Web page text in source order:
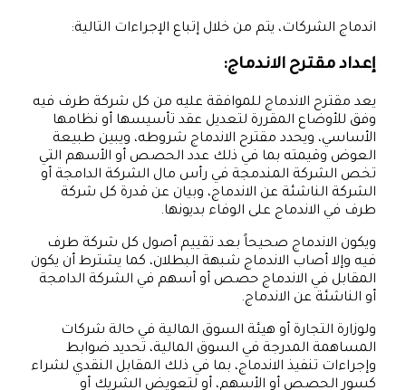
اندماج الشركات، يتم من خلال إتباع الإجراءات التالية:
إعداد مقترح الاندماج:
يعد مقترح الاندماج للموافقة عليه من كل شركة طرف فيه
وفق للأوضاع المقررة لتعديل عقد تأسيسها أو نظامها
الأساسي، ويحدد مقترح الاندماج شروطه، ويبين طبيعة
العوض وقيمته بما في ذلك عدد الحصص أو الأسهم التي
تخص الشركة المندمجة في رأس مال الشركة الدامجة أو
الشركة الناشئة عن الاندماج، وبيان عن قدرة كل شركة
طرف في الاندماج على الوفاء بديونها.
ويكون الاندماج صحيحاً بعد تقييم أصول كل شركة طرف
فيه وإلا أصاب الاندماج شبهة البطلان، كما يشترط أن يكون
المقابل في الاندماج حصص أو أسهم في الشركة الدامجة
أو الناشئة عن الاندماج.
ولوزارة التجارة أو هيئة السوق المالية في حالة شركات
المساهمة المدرجة في السوق المالية، تحديد ضوابط
وإجراءات تنفيذ الاندماج، بما في ذلك المقابل النقدي لشراء
كسور الحصص أو الأسهم، أو لتعويض الشريك أو